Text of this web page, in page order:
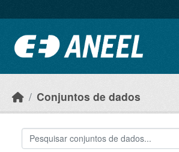
Conjuntos de dados